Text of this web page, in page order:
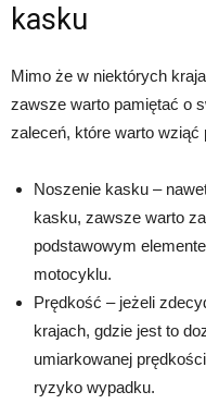
kasku
Mimo że w niektórych
zawsze warto pamiętać o
zaleceń, które warto wziąć
Noszenie kasku –
kasku, zawsze warto
podstawowym
motocyklu.
Prędkość – jeżeli
krajach, gdzie jest to
umiarkowanej
ryzyko wypadku.